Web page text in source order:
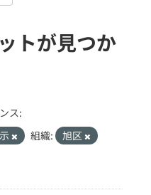
トが見つか
ス:
組織:
旭区